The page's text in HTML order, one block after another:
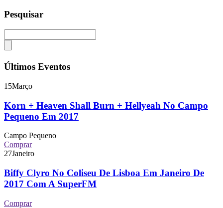
Pesquisar
Últimos Eventos
15Março
Korn + Heaven Shall Burn + Hellyeah No Campo
Pequeno Em 2017
Campo Pequeno
Comprar
27Janeiro
Biffy Clyro No Coliseu De Lisboa Em Janeiro De
2017 Com A SuperFM
Comprar